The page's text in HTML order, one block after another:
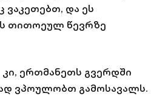
ვაკეთებთ, და ეს
თითოეულ წევრზე
ერთმანეთს გვერდში
ვპოულობთ გამოსავალს.